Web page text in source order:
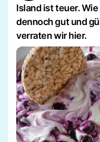
Island ist teuer.
dennoch gut und
verraten wir hier.